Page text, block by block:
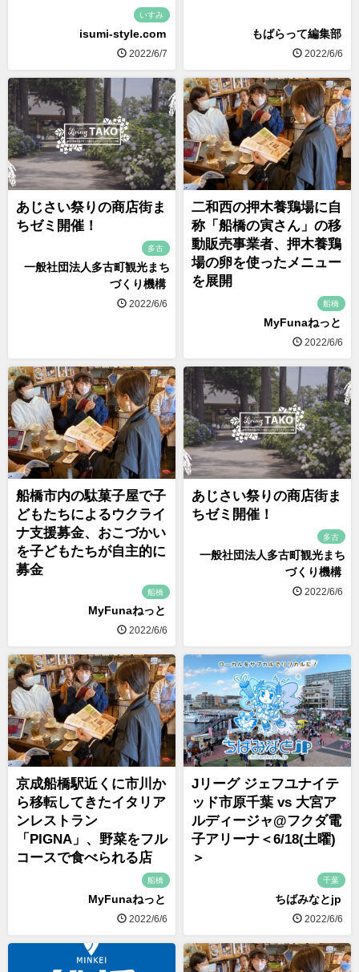
いすみ
isumi-style.com
2022/6/7
もばらって編集部
2022/6/6
あじさい祭りの商店街ま
ちゼミ開催！
多古
一般社団法人多古町観光まち
づくり機構
2022/6/6
二和西の押木養鶏場に自
称「船橋の寅さん」の移
動販売事業者、押木養鶏
場の卵を使ったメニュー
を展開
船橋
MyFunaねっと
2022/6/6
船橋市内の駄菓子屋で子
どもたちによるウクライ
ナ支援募金、おこづかい
を子どもたちが自主的に
募金
船橋
MyFunaねっと
2022/6/6
あじさい祭りの商店街ま
ちゼミ開催！
多古
一般社団法人多古町観光まち
づくり機構
2022/6/6
京成船橋駅近くに市川か
ら移転してきたイタリア
ンレストラン
「PIGNA」、野菜をフル
コースで食べられる店
船橋
MyFunaねっと
2022/6/6
Jリーグ ジェフユナイテ
ッド市原千葉 vs 大宮ア
ルディージャ@フクダ電
子アリーナ＜6/18(土曜)
＞
千葉
ちばみなとjp
2022/6/6